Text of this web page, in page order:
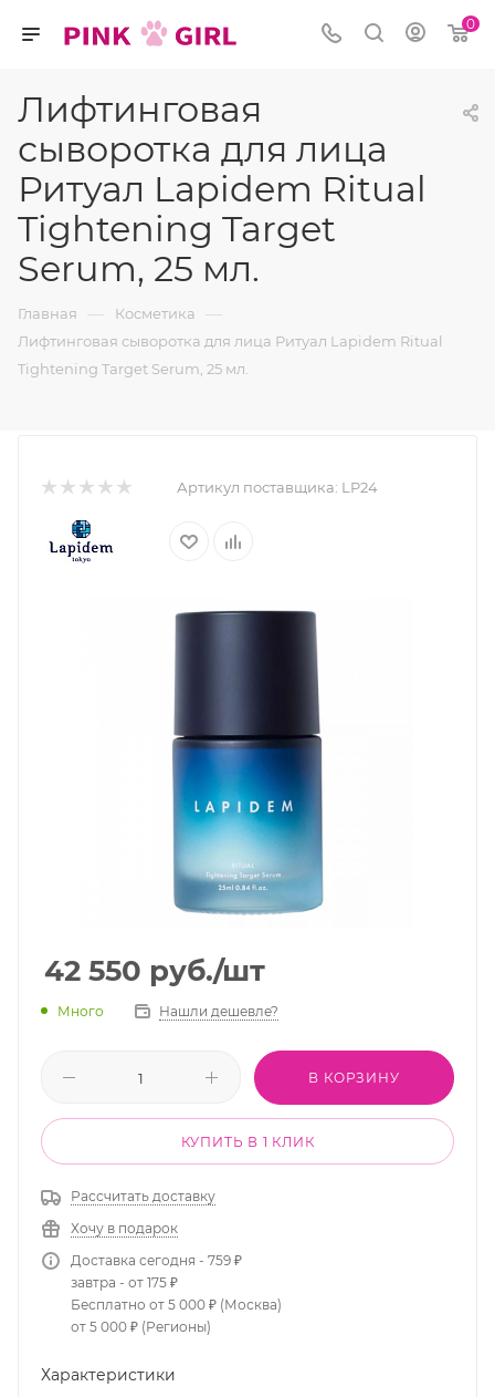
0
Лифтинговая
сыворотка для лица
Ритуал Lapidem Ritual
Tightening Target
Serum, 25 мл.
Главная — Косметика —
Лифтинговая сыворотка для лица Ритуал Lapidem Ritual
Tightening Target Serum, 25 мл.
Артикул поставщика: LP24
42 550 руб./шт
Много Нашли дешевле?
В КОРЗИНУ
КУПИТЬ В 1 КЛИК
Рассчитать доставку
Хочу в подарок
Доставка сегодня - 759 ₽
завтра - от 175 ₽
Бесплатно от 5 000 ₽ (Москва)
от 5 000 ₽ (Регионы)
Характеристики